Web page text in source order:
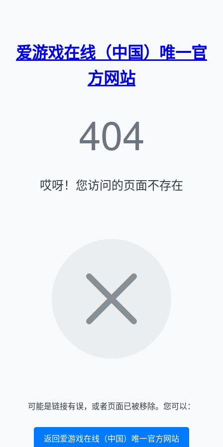
爱游戏在线（中国）唯一官
方网站
404
哎呀！您访问的页面不存在
可能是链接有误，或者页面已被移除。您可以：
返回爱游戏在线（中国）唯一官方网站